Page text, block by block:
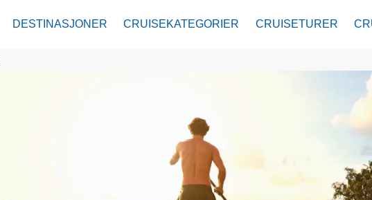
DESTINASJONER CRUISEKATEGORIER CRUISETURER